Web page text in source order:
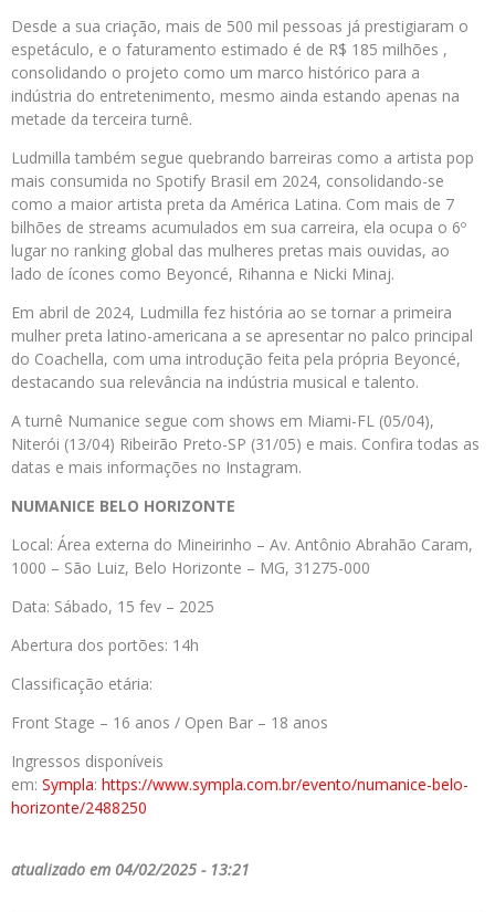
Desde a sua criação, mais de 500 mil pessoas já prestigiaram o
espetáculo, e o faturamento estimado é de R$ 185 milhões ,
consolidando o projeto como um marco histórico para a
indústria do entretenimento, mesmo ainda estando apenas na
metade da terceira turnê.
Ludmilla também segue quebrando barreiras como a artista pop
mais consumida no Spotify Brasil em 2024, consolidando-se
como a maior artista preta da América Latina. Com mais de 7
bilhões de streams acumulados em sua carreira, ela ocupa o 6º
lugar no ranking global das mulheres pretas mais ouvidas, ao
lado de ícones como Beyoncé, Rihanna e Nicki Minaj.
Em abril de 2024, Ludmilla fez história ao se tornar a primeira
mulher preta latino-americana a se apresentar no palco principal
do Coachella, com uma introdução feita pela própria Beyoncé,
destacando sua relevância na indústria musical e talento.
A turnê Numanice segue com shows em Miami-FL (05/04),
Niterói (13/04) Ribeirão Preto-SP (31/05) e mais. Confira todas as
datas e mais informações no Instagram.
NUMANICE BELO HORIZONTE
Local: Área externa do Mineirinho – Av. Antônio Abrahão Caram,
1000 – São Luiz, Belo Horizonte – MG, 31275-000
Data: Sábado, 15 fev – 2025
Abertura dos portões: 14h
Classificação etária:
Front Stage – 16 anos / Open Bar – 18 anos
Ingressos disponíveis
em: Sympla: https://www.sympla.com.br/evento/numanice-belo-
horizonte/2488250
atualizado em 04/02/2025 - 13:21